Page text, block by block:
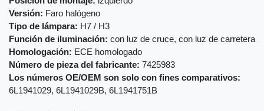
Versión: Faro halógeno
Tipo de lámpara: H7 / H3
Función de iluminación: con luz de cruce, con luz de carretera
Homologación: ECE homologado
Número de pieza del fabricante: 7425983
Los números OE/OEM son solo con fines comparativos:
6L1941029, 6L1941029B, 6L1941751B